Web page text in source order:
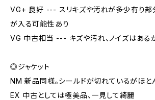
VG+ 良好 --- スリキズや汚れが多少有り部
が入る可能性あり
VG 中古相当 --- キズや汚れ、ノイズはある
◎ジャケット
NM 新品同様。シールドが切れているがほと
EX 中古としては極美品、一見して綺麗